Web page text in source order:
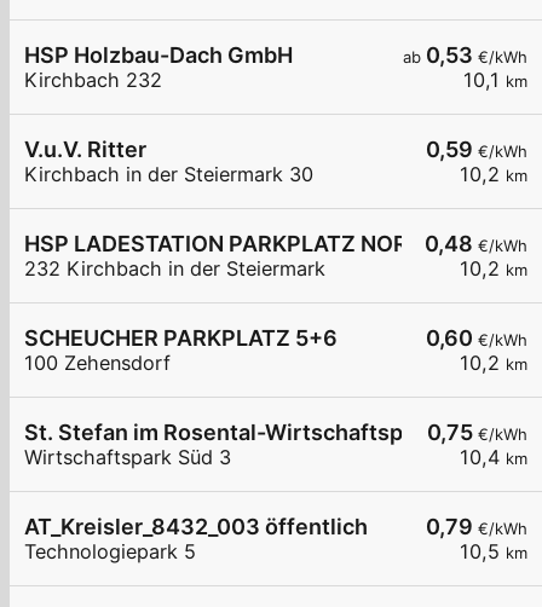
ab 0,53 €/kWh
10,1 km
HSP Holzbau-Dach GmbH
Kirchbach 232
0,59 €/kWh
10,2 km
V.u.V. Ritter
Kirchbach in der Steiermark 30
0,48 €/kWh
10,2 km
HSP LADESTATION PARKPLATZ NORD
232 Kirchbach in der Steiermark
0,60 €/kWh
10,2 km
SCHEUCHER PARKPLATZ 5+6
100 Zehensdorf
0,75 €/kWh
10,4 km
St. Stefan im Rosental-Wirtschaftspark Süd 3
Wirtschaftspark Süd 3
0,79 €/kWh
10,5 km
AT_Kreisler_8432_003 öffentlich
Technologiepark 5